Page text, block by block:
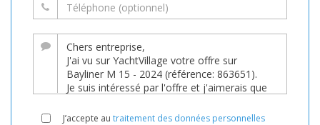
J’accepte au traitement des données personnelles